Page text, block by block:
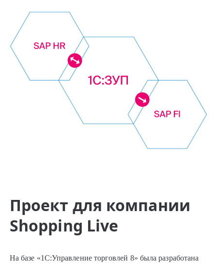
Проект для компании
Shopping Live
На базе «1С:Управление торговлей 8» была разработана